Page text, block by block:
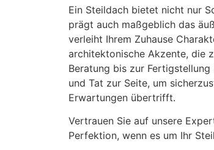
Ein Steildach bietet nicht nur
prägt auch maßgeblich das
verleiht Ihrem Zuhause
architektonische Akzente, die
Beratung bis zur
und Tat zur Seite, um
Erwartungen übertrifft.
Vertrauen Sie auf unsere
Perfektion, wenn es um Ihr